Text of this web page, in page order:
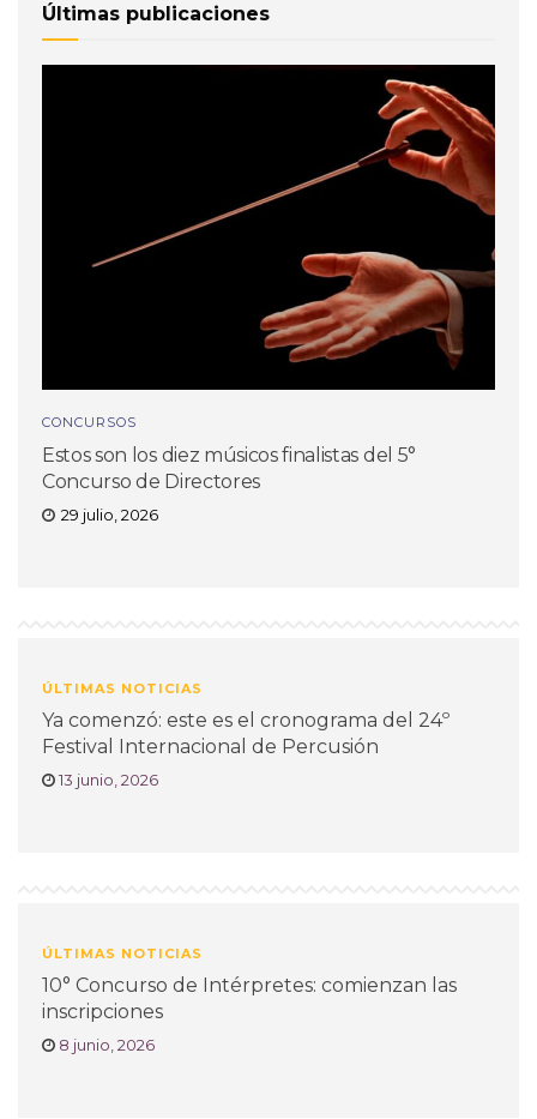
Últimas publicaciones
CONCURSOS
Estos son los diez músicos finalistas del 5°
Concurso de Directores
29 julio, 2026
ÚLTIMAS NOTICIAS
Ya comenzó: este es el cronograma del 24º
Festival Internacional de Percusión
13 junio, 2026
ÚLTIMAS NOTICIAS
10° Concurso de Intérpretes: comienzan las
inscripciones
8 junio, 2026